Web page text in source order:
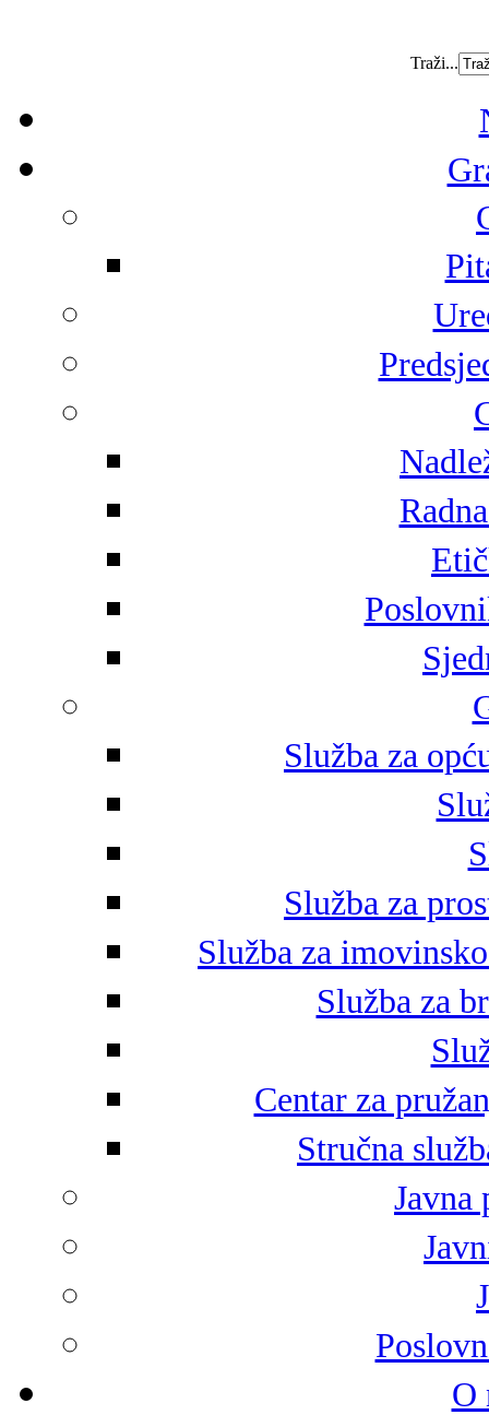
Traži...
Služba za
Služba za
Služba za
Služba za
Centar za
Stručna
Javna
O